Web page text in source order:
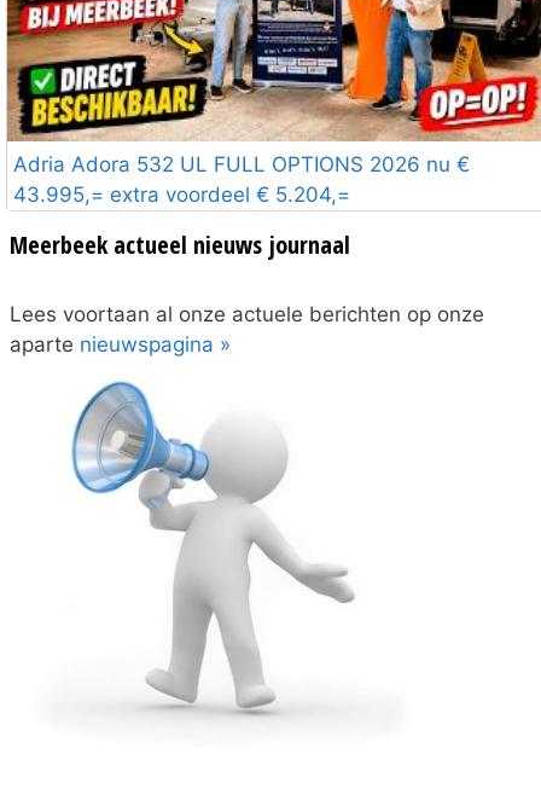
Adria Adora 532 UL FULL OPTIONS 2026 nu €
43.995,= extra voordeel € 5.204,=
Meerbeek actueel nieuws journaal
Lees voortaan al onze actuele berichten op onze
aparte nieuwspagina »